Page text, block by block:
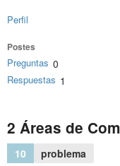
Perfil
Postes
Preguntas 0
Respuestas 1
2 Áreas de
10
problema